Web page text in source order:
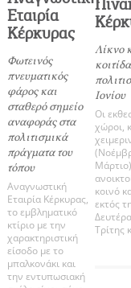
Φαγητό, Ποτό,
Εταιρία
Κέρκυρας
Φωτεινός
πνευματικός
φάρος και
σταθερό σημείο
αναφοράς στα
πολιτισμικά
πράγματα του
τόπου
Αναγνωστική
Εταιρία Κέρκυρας,
το εμβληματικό
κτίριο με την
χαρακτηριστική
είσοδο με το
μπαλκονάκι και
την εντυπωσιακή
Λίκνο
κοιτίδα
Ιονίου
Οι
χώροι,
κοινό
εκτός
Τρίτης